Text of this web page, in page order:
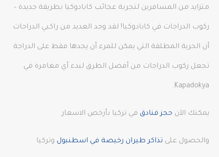
متزايد من المسافرين لتجربة عجائب كابادوكيا بطريقة جديدة –
ركوب الدراجات في كابادوكيا! لقد وجد العديد من راكبي الدراجات
أن الحرية المطلقة التي يمكن للمرء أن يجدها فقط على الدراجة
تجعل ركوب الدراجات من أفضل الطرق لبدء أي مغامرة في
Kapadokya.
يمكنك الآن حجز فنادق في تركيا بأرخص الاسعار
والحصول على تذاكر طيران رخيصة في اسطنبول وتركيا